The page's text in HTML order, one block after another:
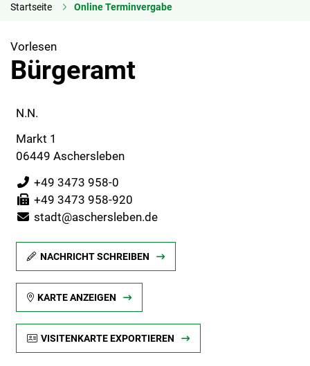
Startseite Online Terminvergabe
Vorlesen
Bürgeramt
N.N.
Markt 1
06449 Aschersleben
+49 3473 958-0
+49 3473 958-920
stadt@aschersleben.de
NACHRICHT SCHREIBEN
KARTE ANZEIGEN
VISITENKARTE EXPORTIEREN